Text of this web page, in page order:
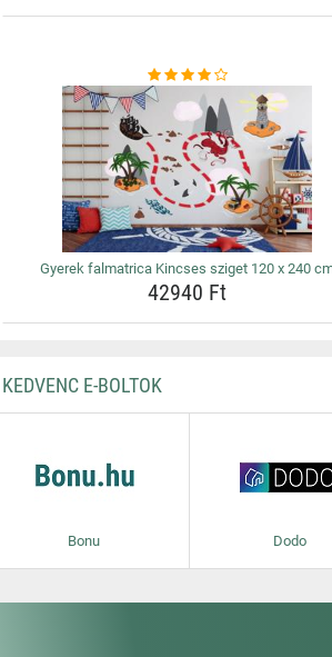
Gyerek falmatrica Kincses sziget 120 x 240
42940 Ft
KEDVENC E-BOLTOK
Bonu Dodo